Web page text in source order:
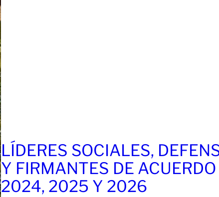
LÍDERES SOCIALES,
Y FIRMANTES DE
2024, 2025 Y 2026